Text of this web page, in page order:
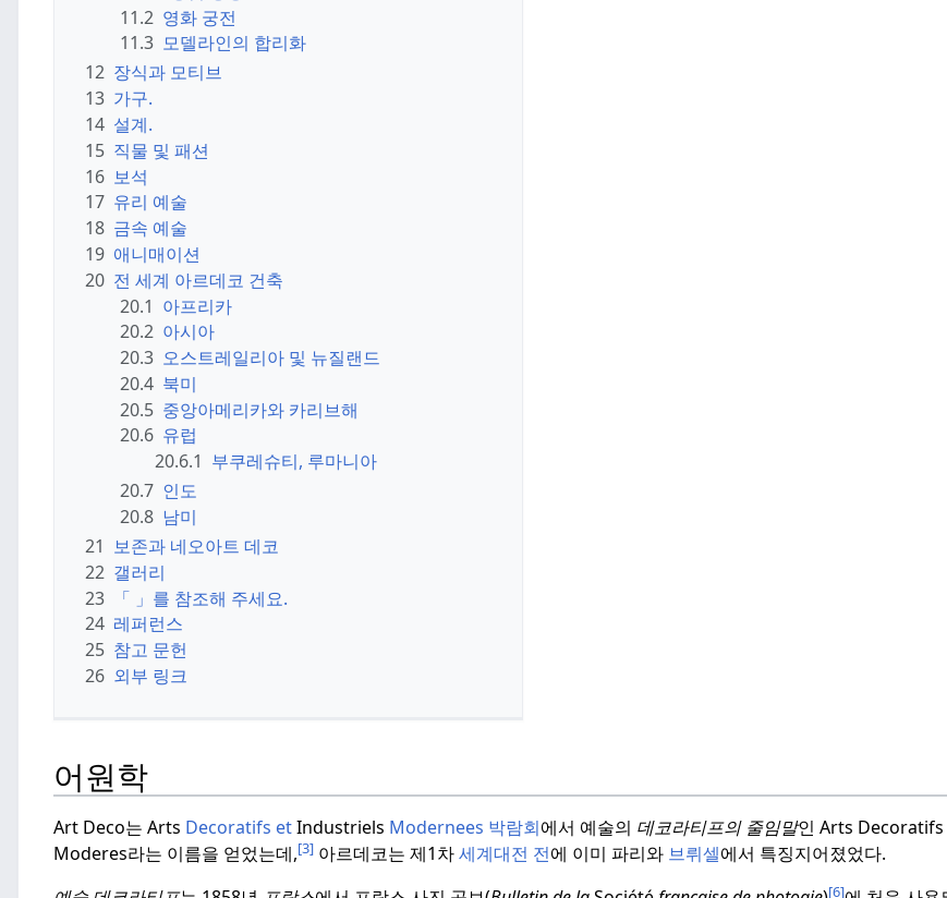
11.2 영화 궁전
11.3 모델라인의 합리화
12 장식과 모티브
13 가구.
14 설계.
15 직물 및 패션
16 보석
17 유리 예술
18 금속 예술
19 애니매이션
20 전 세계 아르데코 건축
20.1 아프리카
20.2 아시아
20.3 오스트레일리아 및 뉴질랜드
20.4 북미
20.5 중앙아메리카와 카리브해
20.6 유럽
20.6.1 부쿠레슈티, 루마니아
20.7 인도
20.8 남미
21 보존과 네오아트 데코
22 갤러리
23
「 」를 참조해 주세요.
24 레퍼런스
25 참고 문헌
26 외부 링크
어원학
Art Deco는 Arts Decoratifs etIndustriels Modernees 박람회에서 예술의 데코라티프의 줄임말인 Arts
Moderes라는 이름을 얻었는데,[3] 아르데코는 제1차세계대전 전에 이미 파리와 브뤼셀에서 특징지어졌었다.
[6]